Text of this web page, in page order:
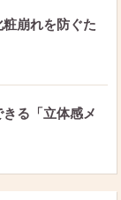
崩れを防ぐた
る「立体感メ